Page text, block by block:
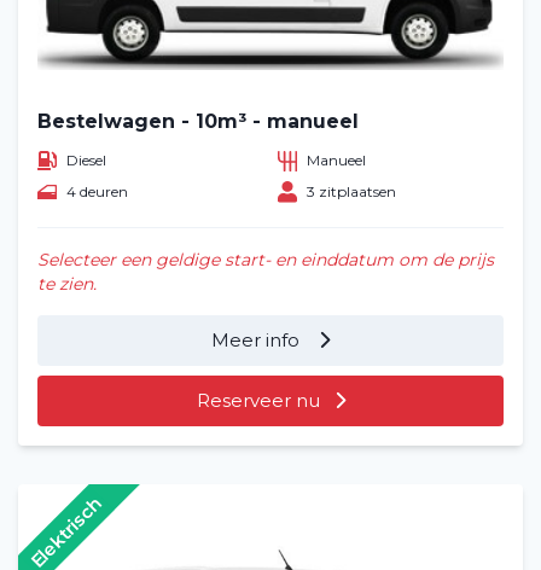
Bestelwagen - 10m³ - manueel
Diesel
Manueel
4 deuren
3 zitplaatsen
Selecteer een geldige start- en einddatum om de prijs
te zien.
Meer info
Reserveer nu
Elektrisch